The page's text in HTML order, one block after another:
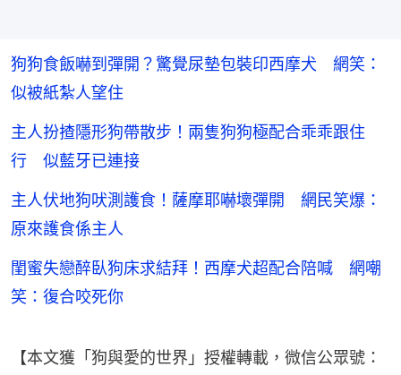
狗狗食飯嚇到彈開？驚覺尿墊包裝印西摩犬 網笑：
似被紙紮人望住
主人扮揸隱形狗帶散步！兩隻狗狗極配合乖乖跟住
行 似藍牙已連接
主人伏地狗吠測護食！薩摩耶嚇壞彈開 網民笑爆：
原來護食係主人
閨蜜失戀醉臥狗床求結拜！西摩犬超配合陪喊 網嘲
笑：復合咬死你
【本文獲「狗與愛的世界」授權轉載，微信公眾號：